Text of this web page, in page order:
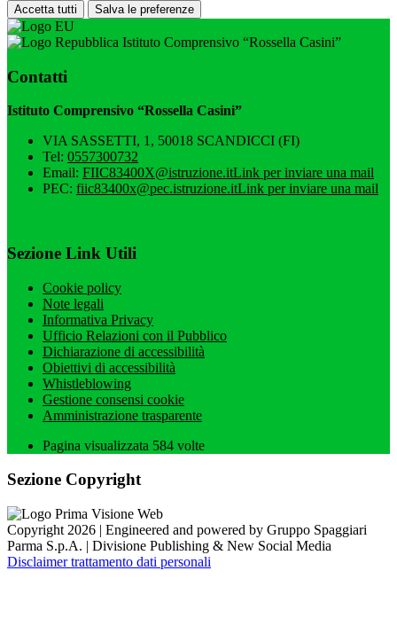
Accetta tutti Salva le preferenze
Istituto Comprensivo “Rossella Casini”
Contatti
Istituto Comprensivo “Rossella Casini”
VIA SASSETTI, 1, 50018 SCANDICCI (FI)
Tel: 0557300732
Email: FIIC83400X@istruzione.itLink per inviare una mail
PEC: fiic83400x@pec.istruzione.itLink per inviare una mail
Sezione Link Utili
Cookie policy
Note legali
Informativa Privacy
Ufficio Relazioni con il Pubblico
Dichiarazione di accessibilità
Obiettivi di accessibilità
Whistleblowing
Gestione consensi cookie
Amministrazione trasparente
Pagina visualizzata 584 volte
Sezione Copyright
Copyright 2026 | Engineered and powered by Gruppo Spaggiari
Parma S.p.A. | Divisione Publishing & New Social Media
Disclaimer trattamento dati personali